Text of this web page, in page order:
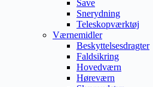
Save
Snerydning
Teleskopværktøj
Værnemidler
Beskyttelsesdragter
Faldsikring
Hovedværn
Høreværn